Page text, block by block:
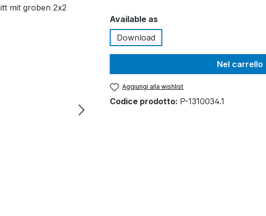
Seleziona
Available as
Download
Nel carrello
Aggiungi alla wishlist
Codice prodotto: P-1310034.1